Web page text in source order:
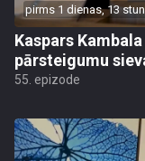
pirms 1 dienas, 13
Kaspars
pārsteigumu
55. epizode